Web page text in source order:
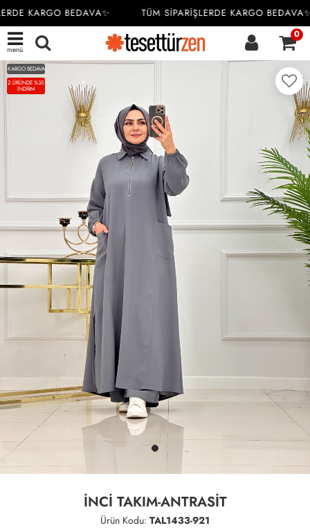
KARGO BEDAVA✨ TÜM SİPARİŞLERDE KARGO BEDAVA✨
menü
0
KARGO BEDAVA
2.ÜRÜNDE %35
İNDİRM
İNCİ TAKIM-ANTRASİT
Ürün Kodu: TAL1433-921